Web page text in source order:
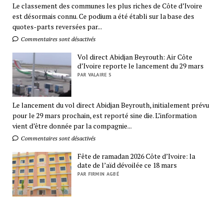
Le classement des communes les plus riches de Côte d’Ivoire
est désormais connu. Ce podium a été établi sur la base des
quotes-parts reversées par...
Commentaires sont désactivés
Vol direct Abidjan Beyrouth: Air Côte
d’Ivoire reporte le lancement du 29 mars
PAR VALAIRE S
Le lancement du vol direct Abidjan Beyrouth, initialement prévu
pour le 29 mars prochain, est reporté sine die. L’information
vient d’être donnée par la compagnie...
Commentaires sont désactivés
Fête de ramadan 2026 Côte d’Ivoire: la
date de l’aïd dévoilée ce 18 mars
PAR FIRMIN AGBÉ